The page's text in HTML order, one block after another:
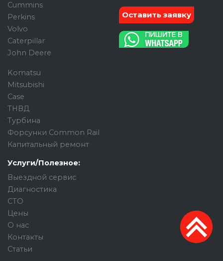
Cummins
Perkins
Volvo
Caterpillar
John Deere
Komatsu
Mitsubishi
Case
ТНВД
Турбина
Форсунки Common Rail
Капитальный ремонт
Услуги/Полезное:
Выездной сервис
Диагностика
СТО
Цены
О нас
Контакты
Статьи
Оставить заявку